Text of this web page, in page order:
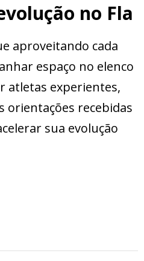
no Fla
aproveitando cada
espaço no elenco
atletas experientes,
orientações recebidas
sua evolução